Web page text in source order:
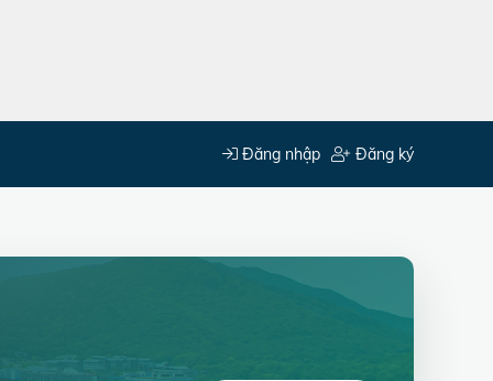
Đăng nhập Đăng ký